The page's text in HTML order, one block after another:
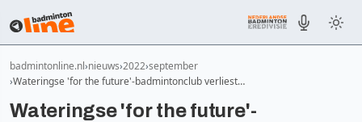
badmintonline.nl nieuws 2022 september
Wateringse 'for the future'-badmintonclub verliest…
Wateringse 'for the future'-